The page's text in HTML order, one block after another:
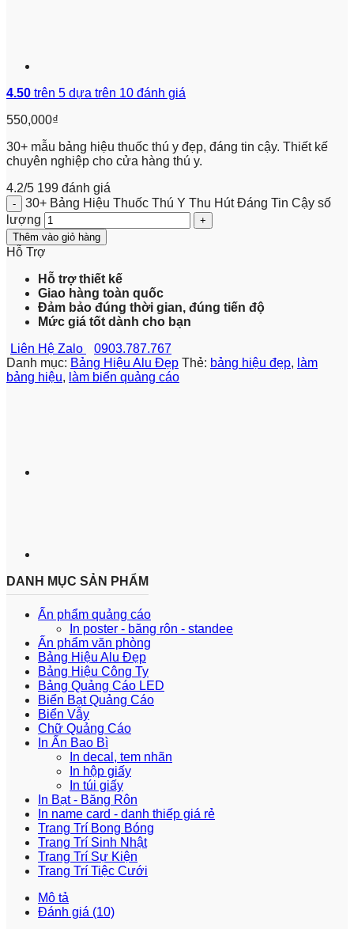
4.50 trên 5 dựa trên 10 đánh giá
550,000₫
30+ mẫu bảng hiệu thuốc thú y đẹp, đáng tin cậy. Thiết kế
chuyên nghiệp cho cửa hàng thú y.
4.2/5 199 đánh giá
30+ Bảng Hiệu Thuốc Thú Y Thu Hút Đáng Tin Cậy số
lượng
Thêm vào giỏ hàng
Hỗ Trợ
Hỗ trợ thiết kế
Giao hàng toàn quốc
Đảm bảo đúng thời gian, đúng tiến độ
Mức giá tốt dành cho bạn
Liên Hệ Zalo
0903.787.767
Danh mục: Bảng Hiệu Alu Đẹp Thẻ: bảng hiệu đẹp, làm
bảng hiệu, làm biển quảng cáo
DANH MỤC SẢN PHẨM
Ấn phẩm quảng cáo
In poster - băng rôn - standee
Ấn phẩm văn phòng
Bảng Hiệu Alu Đẹp
Bảng Hiệu Công Ty
Bảng Quảng Cáo LED
Biển Bạt Quảng Cáo
Biển Vẫy
Chữ Quảng Cáo
In Ấn Bao Bì
In decal, tem nhãn
In hộp giấy
In túi giấy
In Bạt - Băng Rôn
In name card - danh thiếp giá rẻ
Trang Trí Bong Bóng
Trang Trí Sinh Nhật
Trang Trí Sự Kiện
Trang Trí Tiệc Cưới
Mô tả
Đánh giá (10)